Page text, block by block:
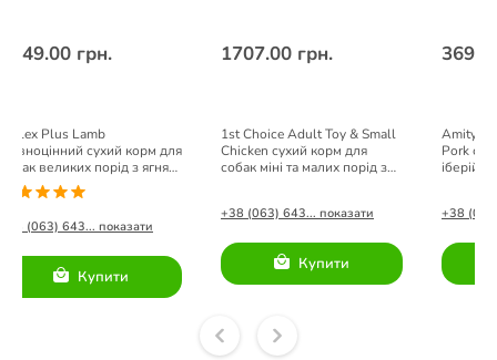
3949.00 грн.
Reflex Plus Lamb​
Повноцінний сухий корм для
собак великих порід з ягням
та рисом 18кг
+38 (063) 643... показати
Купити
1707.00 грн.
1st Choice Adult Toy & Small
Chicken сухий корм для
собак міні та малих порід з
+38 (063) 643... показати
Купити
Amity
Pork
+38